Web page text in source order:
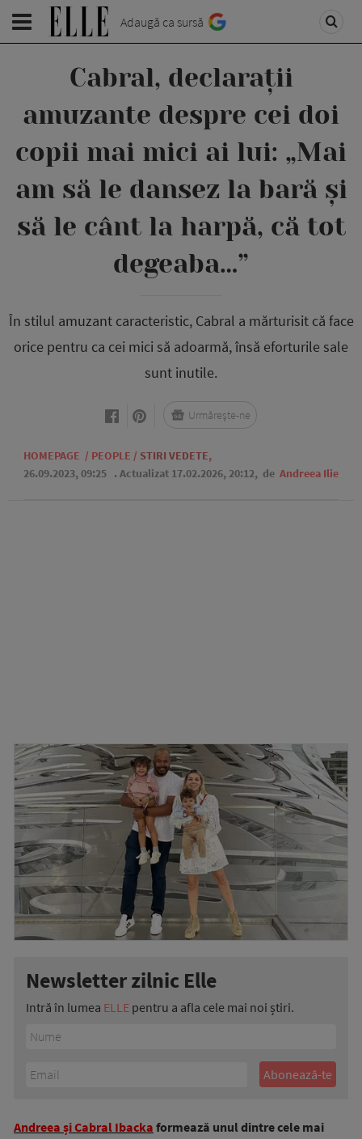
Adaugă ca sursă
Cabral, declarații
amuzante despre cei doi
copii mai mici ai lui: „Mai
am să le dansez la bară și
să le cânt la harpă, că tot
degeaba…”
În stilul amuzant caracteristic, Cabral a mărturisit că face
orice pentru ca cei mici să adoarmă, însă eforturile sale
sunt inutile.
HOMEPAGE / PEOPLE / STIRI VEDETE,
26.09.2023, 09:25 . Actualizat 17.02.2026, 20:12, de Andreea Ilie
Urmărește-ne
Newsletter zilnic Elle
Intră în lumea ELLE pentru a afla cele mai noi știri.
Andreea și Cabral Ibacka formează unul dintre cele mai